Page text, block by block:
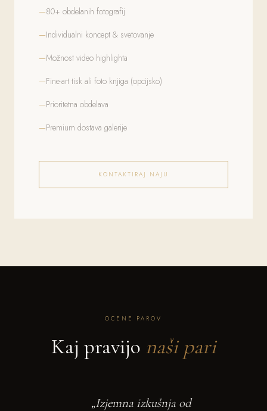
80+ obdelanih fotografij
Individualni koncept & svetovanje
Možnost video highlighta
Fine-art tisk ali foto knjiga (opcijsko)
Prioritetna obdelava
Premium dostava galerije
KONTAKTIRAJ NAJU
OCENE PAROV
Kaj pravijo naši pari
„Izjemna izkušnja od